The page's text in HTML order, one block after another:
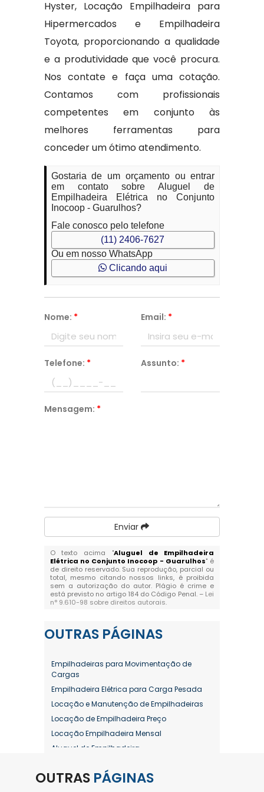
Hyster, Locação Empilhadeira para
Hipermercados e Empilhadeira
Toyota, proporcionando a qualidade
e a produtividade que você procura.
Nos contate e faça uma cotação.
Contamos com profissionais
competentes em conjunto às
melhores ferramentas para
conceder um ótimo atendimento.
Gostaria de um orçamento ou entrar
em contato sobre Aluguel de
Empilhadeira Elétrica no Conjunto
Inocoop - Guarulhos?
Fale conosco pelo telefone
(11) 2406-7627
Ou em nosso WhatsApp
Clicando aqui
Nome: * Email: *
Telefone: * Assunto: *
Mensagem: *
Enviar
O texto acima "Aluguel de Empilhadeira
Elétrica no Conjunto Inocoop - Guarulhos" é
de direito reservado. Sua reprodução, parcial ou
total, mesmo citando nossos links, é proibida
sem a autorização do autor. Plágio é crime e
está previsto no artigo 184 do Código Penal. – Lei
n° 9.610-98 sobre direitos autorais.
OUTRAS PÁGINAS
Empilhadeiras para Movimentação de
Cargas
Empilhadeira Elétrica para Carga Pesada
Locação e Manutenção de Empilhadeiras
Locação de Empilhadeira Preço
Locação Empilhadeira Mensal
Aluguel de Empilhadeira
Aluguel de Empilhadeira Diária Valor
OUTRAS PÁGINAS